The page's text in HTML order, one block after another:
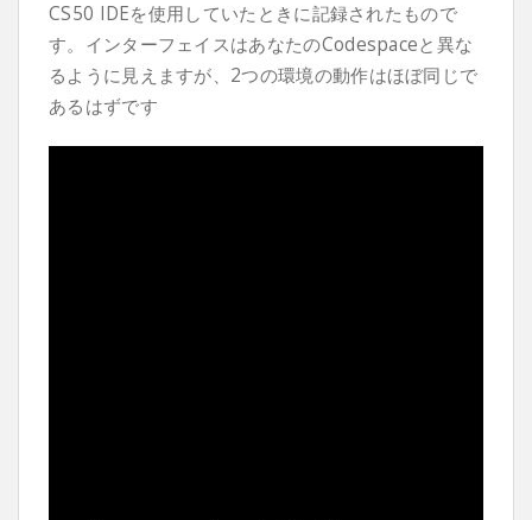
CS50 IDEを使用していたときに記録されたもので
す。インターフェイスはあなたのCodespaceと異な
るように見えますが、2つの環境の動作はほぼ同じで
あるはずです